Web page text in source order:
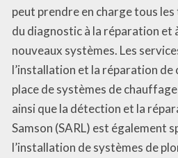
peut prendre en charge tous
du diagnostic à la réparation et
nouveaux systèmes. Les
l’installation et la réparation de
place de systèmes de
ainsi que la détection et la
Samson (SARL) est également
l’installation de systèmes de